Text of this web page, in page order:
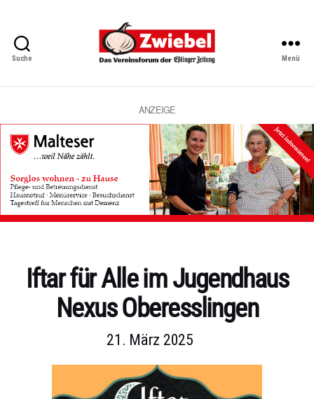
Suche
Vereinsforum
Eßlinger
Zeitung
Menü
ANZEIGE
Kategorien
Iftar für Alle im Jugendhaus
Nexus Oberesslingen
21. März 2025